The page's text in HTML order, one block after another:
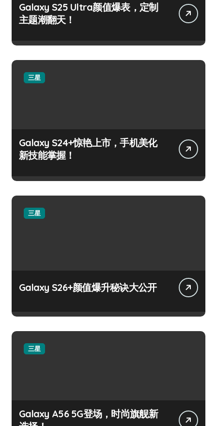
Galaxy S25 Ultra颜值爆表，定制
主题潮翻天！
三星
Galaxy S24+惊艳上市，手机美化
新技能掌握！
三星
Galaxy S26+颜值爆升秘诀大公开
三星
Galaxy A56 5G登场，时尚旗舰新